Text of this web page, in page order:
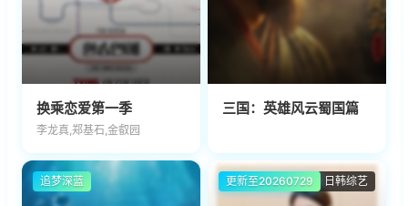
换乘恋爱第一季
李龙真,郑基石,金叡园
三国：英雄风云蜀国篇
追梦深蓝 日韩综艺
更新至20260729